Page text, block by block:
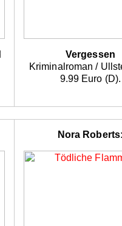
Vergessen
Kriminalroman /
9.99 Euro (D).
Nora